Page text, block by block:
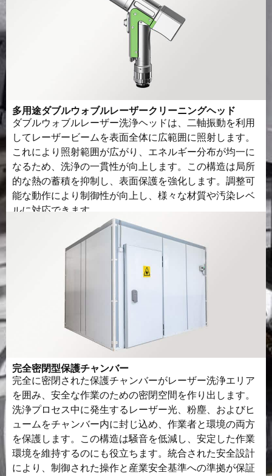
多用途ダブルウォブルレーザークリーニングヘッド
ダブルウォブルレーザー洗浄ヘッドは、二軸振動を利用
してレーザービームを表面全体に広範囲に照射します。
これにより照射範囲が広がり、エネルギー分布が均一に
なるため、洗浄の一貫性が向上します。この構造は局所
的な熱の蓄積を抑制し、表面保護を強化します。調整可
能な動作により制御性が向上し、様々な材質や汚染レベ
ルに対応できます。.
完全密閉型保護チャンバー
完全に密閉された保護チャンバーがレーザー洗浄エリア
を囲み、安全な作業のための密閉空間を作り出します。
洗浄プロセス中に発生するレーザー光、粉塵、およびヒ
ュームをチャンバー内に封じ込め、作業者と環境の両方
を保護します。この構造は騒音を低減し、安定した作業
環境を維持するのにも役立ちます。統合された安全設計
により、制御された操作と産業安全基準への準拠が保証